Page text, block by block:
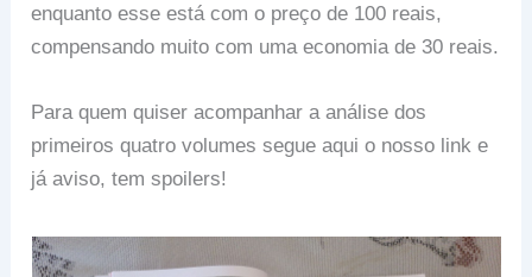
enquanto esse está com o preço de 100 reais,
compensando muito com uma economia de 30 reais.
Para quem quiser acompanhar a análise dos
primeiros quatro volumes segue aqui o nosso link e
já aviso, tem spoilers!